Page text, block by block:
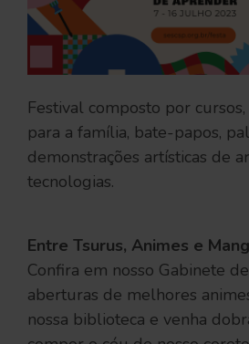
Festival composto por
para a família, bate-papos,
demonstrações artísticas de
tecnologias.
Entre Tsurus, Animes e
Confira em nosso Gabinete
aberturas de melhores
nossa biblioteca e venha